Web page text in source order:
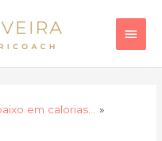
em calorias…